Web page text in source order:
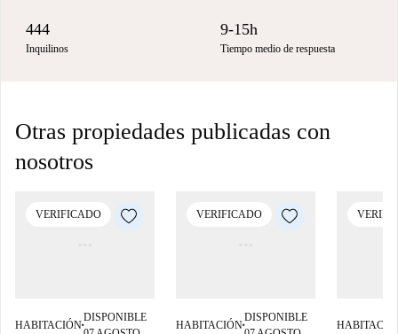
444
Inquilinos
9-15h
Tiempo medio de respuesta
Otras propiedades publicadas con
nosotros
VERIFICADO
HABITACIÓN■
DISPONIBLE
VERIFICADO
HABITACIÓN■
DISPONIBLE